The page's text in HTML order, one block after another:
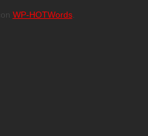
WP-HOTWords.